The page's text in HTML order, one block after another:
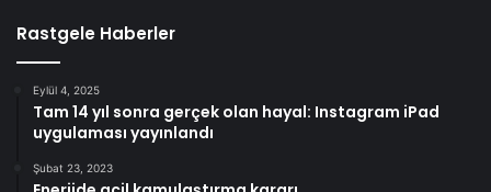
Rastgele Haberler
Eylül 4, 2025
Tam 14 yıl sonra gerçek olan hayal: Instagram iPad
uygulaması yayınlandı
Şubat 23, 2023